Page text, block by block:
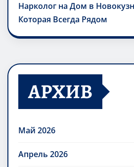
Нарколог на Дом в
Которая Всегда Рядом
АРХИВ
Май 2026
Апрель 2026